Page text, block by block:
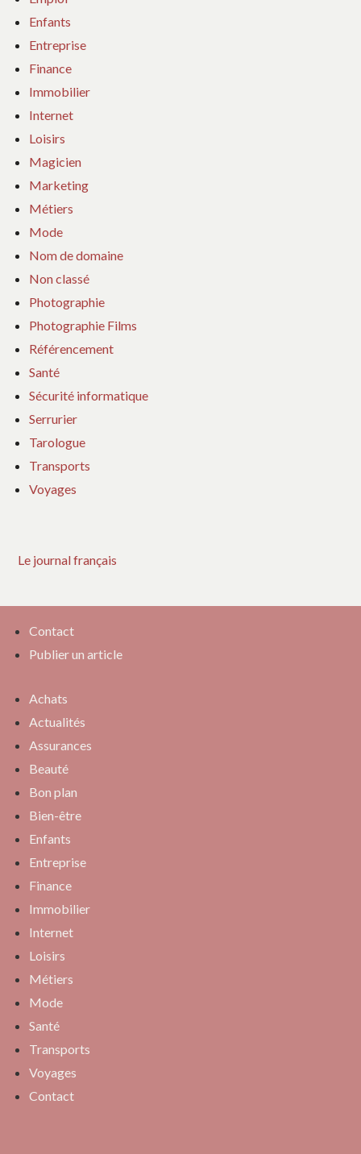
Enfants
Entreprise
Finance
Immobilier
Internet
Loisirs
Magicien
Marketing
Métiers
Mode
Nom de domaine
Non classé
Photographie
Photographie Films
Référencement
Santé
Sécurité informatique
Serrurier
Tarologue
Transports
Voyages
Le journal français
Contact
Publier un article
Achats
Actualités
Assurances
Beauté
Bon plan
Bien-être
Enfants
Entreprise
Finance
Immobilier
Internet
Loisirs
Métiers
Mode
Santé
Transports
Voyages
Contact